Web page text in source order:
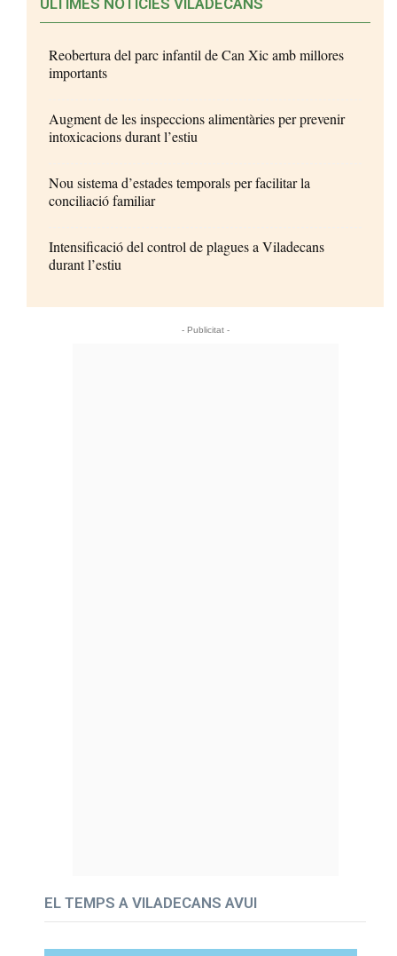
Reobertura del parc infantil de Can Xic amb millores
importants
Augment de les inspeccions alimentàries per prevenir
intoxicacions durant l’estiu
Nou sistema d’estades temporals per facilitar la
conciliació familiar
Intensificació del control de plagues a Viladecans
durant l’estiu
- Publicitat -
EL TEMPS A VILADECANS AVUI